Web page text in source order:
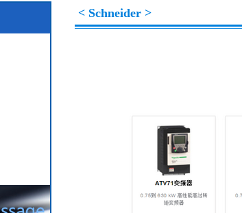
< Schneider >